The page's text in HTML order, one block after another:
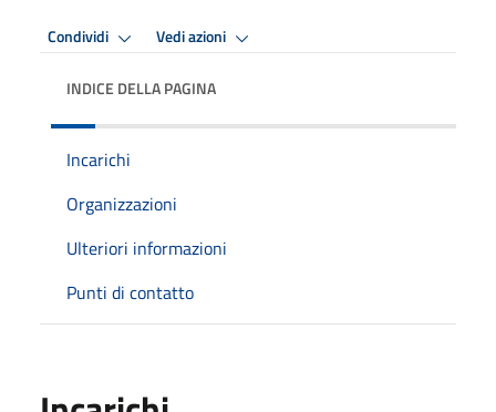
Condividi Vedi azioni
INDICE DELLA PAGINA
Incarichi
Organizzazioni
Ulteriori informazioni
Punti di contatto